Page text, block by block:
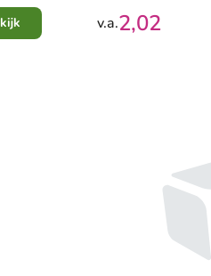
v.a.2,02